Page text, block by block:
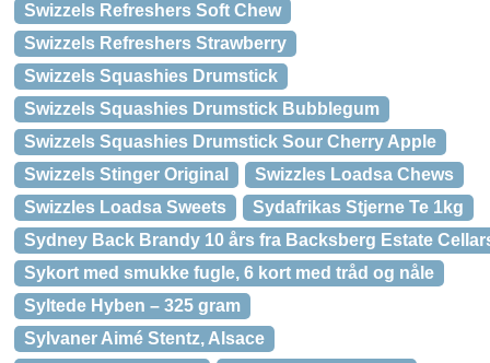
Swizzels Refreshers Soft Chew
Swizzels Refreshers Strawberry
Swizzels Squashies Drumstick
Swizzels Squashies Drumstick Bubblegum
Swizzels Squashies Drumstick Sour Cherry Apple
Swizzels Stinger Original
Swizzles Loadsa Chews
Swizzles Loadsa Sweets
Sydafrikas Stjerne Te 1kg
Sydney Back Brandy 10 års fra Backsberg Estate
Sykort med smukke fugle, 6 kort med tråd og nåle
Syltede Hyben – 325 gram
Sylvaner Aimé Stentz, Alsace